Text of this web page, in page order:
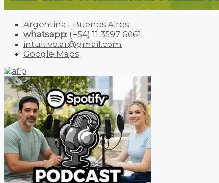
Argentina - Buenos Aires
whatsapp: (+54) 11 3597 6061
intuitivo.ar@gmail.com
Google Maps